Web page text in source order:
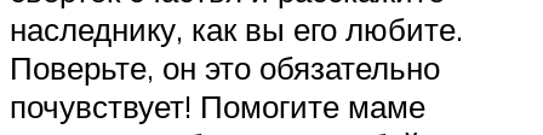
наследнику, как вы его любите.
Поверьте, он это обязательно
почувствует! Помогите маме